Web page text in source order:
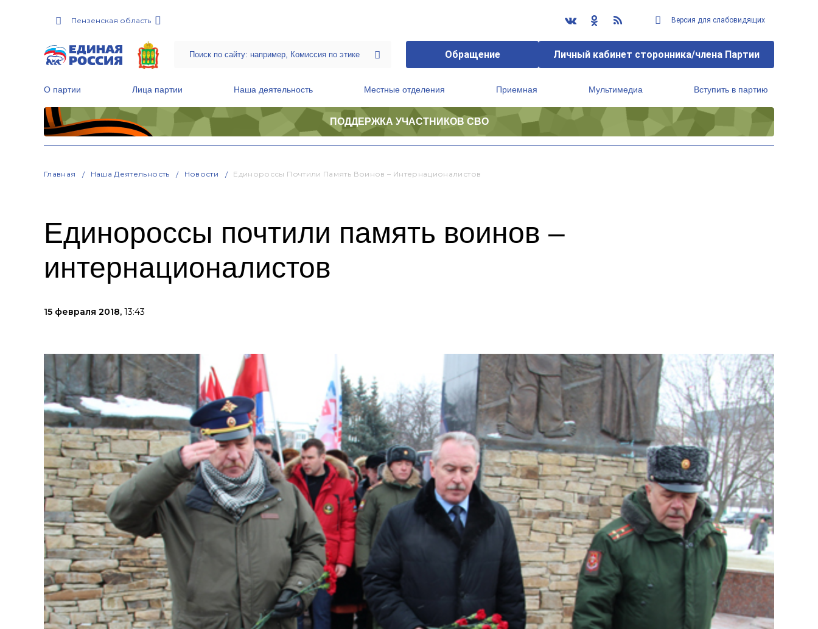
Пензенская область Версия для слабовидящих
Обращение Личный кабинет сторонника/члена Партии
О партии Лица партии Наша деятельность Местные отделения Приемная Мультимедиа Вступить в партию
ПОДДЕРЖКА УЧАСТНИКОВ СВО
Главная Наша Деятельность Новости Единороссы Почтили Память Воинов – Интернационалистов
Единороссы почтили память воинов –
интернационалистов
15 февраля 2018, 13:43